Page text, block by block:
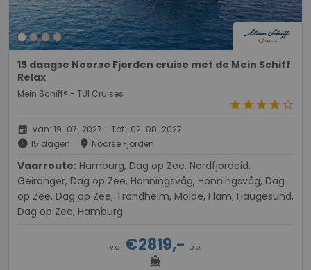
15 daagse Noorse Fjorden cruise met de Mein Schiff
Relax
Mein Schiff® - TUI Cruises
starstarstarstarstar_border
event van: 19-07-2027 - Tot: 02-08-2027
schedule 15 dagen place Noorse Fjorden
Vaarroute:
Geiranger, Dag op Zee, Honningsvåg, Honningsvåg, Dag
op Zee, Dag op Zee, Trondheim, Molde, Flam, Haugesund,
Dag op Zee, Hamburg
v.a. €2819,- p.p.
directions_boat